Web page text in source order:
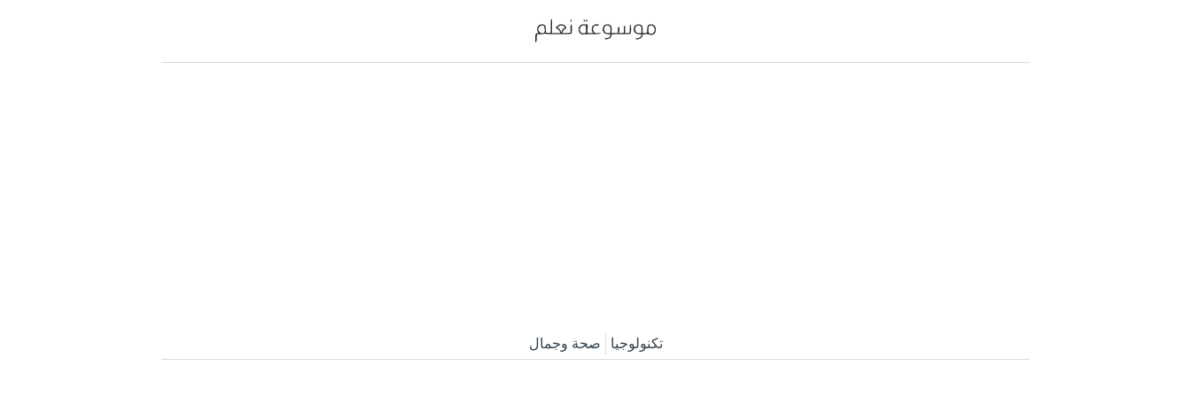
تكنولوجيا صحة وجمال